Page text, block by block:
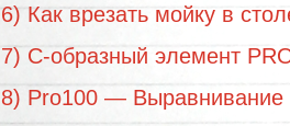
6) Как врезать мойку в
7) С-образный элемент
8) Pro100 — Выравнивание